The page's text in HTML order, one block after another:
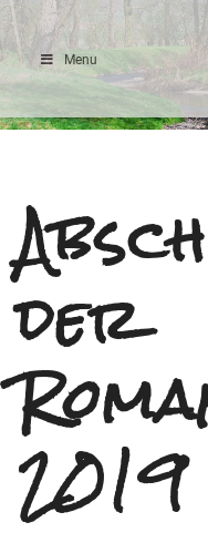
Menu
der
2019